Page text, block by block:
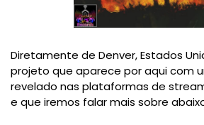
Diretamente de Denver, Estados
projeto que aparece por aqui com
revelado nas plataformas de
e que iremos falar mais sobre